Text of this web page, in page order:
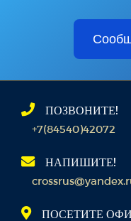
ПОЗВОНИТЕ!
+7(84540)42072
НАПИШИТЕ!
ПОСЕТИТЕ